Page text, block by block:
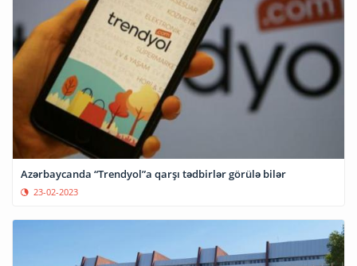
Azərbaycanda “Trendyol”a qarşı tədbirlər görülə bilər
23-02-2023